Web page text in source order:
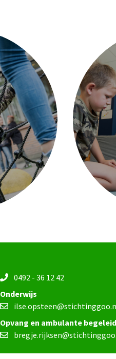
0492 - 36 12 42
Onderwijs
Opvang en ambulante